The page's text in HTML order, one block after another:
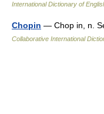
International Dictionary of
Chopin — Chop in, n.
Collaborative International